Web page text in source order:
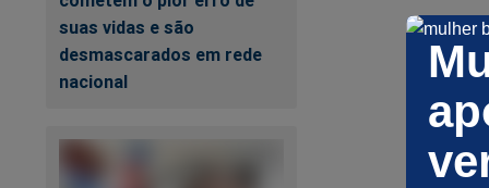
suas vidas e são
desmascarados em rede
nacional